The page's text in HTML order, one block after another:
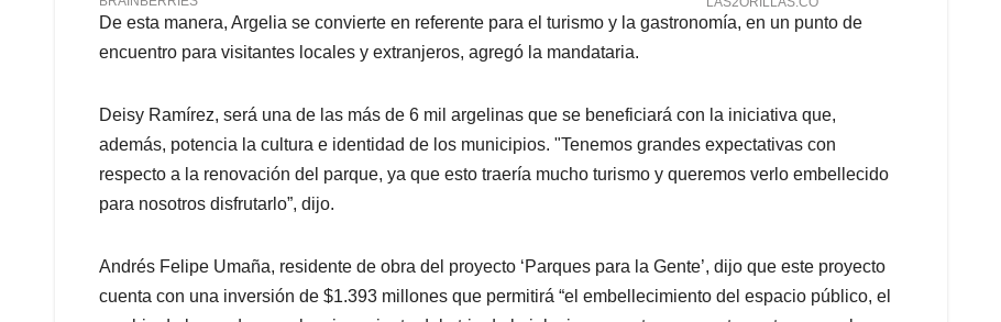
De esta manera, Argelia se convierte en referente para el turismo y la gastronomía, en un punto de
encuentro para visitantes locales y extranjeros, agregó la mandataria.
Deisy Ramírez, será una de las más de 6 mil argelinas que se beneficiará con la iniciativa que,
además, potencia la cultura e identidad de los municipios. "Tenemos grandes expectativas con
respecto a la renovación del parque, ya que esto traería mucho turismo y queremos verlo embellecido
para nosotros disfrutarlo”, dijo.
Andrés Felipe Umaña, residente de obra del proyecto ‘Parques para la Gente’, dijo que este proyecto
cuenta con una inversión de $1.393 millones que permitirá “el embellecimiento del espacio público, el